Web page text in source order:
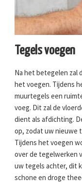
Tegels voegen
Na het betegelen zal
het voegen. Tijdens
muurtegels een
voeg. Dit zal de
dient als afdichting.
op, zodat uw nieuwe
Tijdens het voegen
over de tegelwerken
uw tegels achter, dit
schone en droge